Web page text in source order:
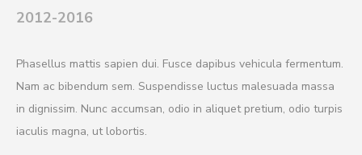
2012-2016
Phasellus mattis sapien dui. Fusce dapibus vehicula fermentum.
Nam ac bibendum sem. Suspendisse luctus malesuada massa
in dignissim. Nunc accumsan, odio in aliquet pretium, odio turpis
iaculis magna, ut lobortis.